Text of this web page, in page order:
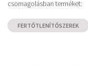
csomagolásban terméket:
FERTŐTLENÍTŐSZEREK